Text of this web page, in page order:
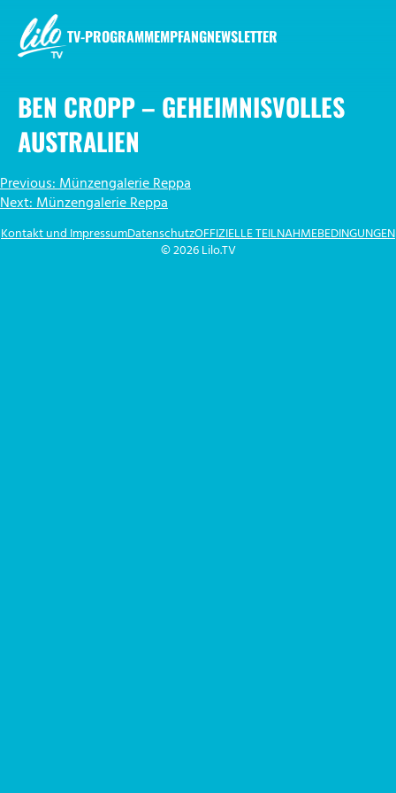
Inhalt
springen
TV-PROGRAMMEMPFANGNEWSLETTER
BEN CROPP – GEHEIMNISVOLLES
AUSTRALIEN
BEITRAGSNAVIGATION
Previous:Münzengalerie Reppa
Next:Münzengalerie Reppa
© 2026 Lilo.TV
Kontakt und ImpressumDatenschutzOFFIZIELLE TEILNAHMEBEDINGUNGEN